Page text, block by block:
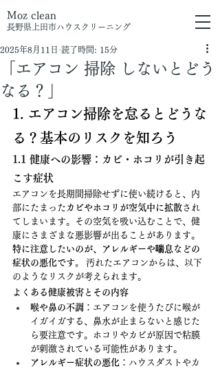
長野県上田市ハウスクリーニング
Moz clean
「エアコン 掃除 しないとどう
なる？」
2025年8月11日 読了時間: 15分
1. エアコン掃除を怠るとどうな
る？基本のリスクを知ろう
1.1 健康への影響：カビ・ホコリが引き起
こす症状
エアコンを長期間掃除せずに使い続けると、内
部にたまった カビやホコリが空気中に拡散され
てしまいます。その空気を吸い込むことで、健
康にさまざまな悪影響が出ることがあります。
特に注意したいのが、アレルギーや喘息などの
症状の悪化です。
汚れたエアコンからは、以下
のようなリスクが考えられます。
よくある健康被害とその内容
喉や鼻の不調 ：エアコンを使うたびに喉が
イガイガする、鼻水が止まらないと感じた
ら要注意です。ホコリやカビが原因で粘膜
が刺激されている可能性があります。
アレルギー症状の悪化 ：ハウスダストやカ